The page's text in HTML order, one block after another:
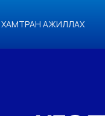
ХАМТРАН АЖИЛЛАХ